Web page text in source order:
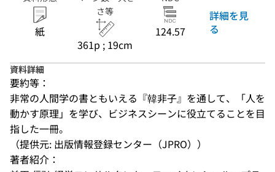
紙
さ等
361p ; 19cm
124.57
詳細を見
る
資料詳細
要約等：
非常の人間学の書ともいえる『韓非子』を通して、「人を
動かす原理」を学び、ビジネスシーンに役立てることを目
指した一冊。
（提供元: 出版情報登録センター（JPRO））
著者紹介：